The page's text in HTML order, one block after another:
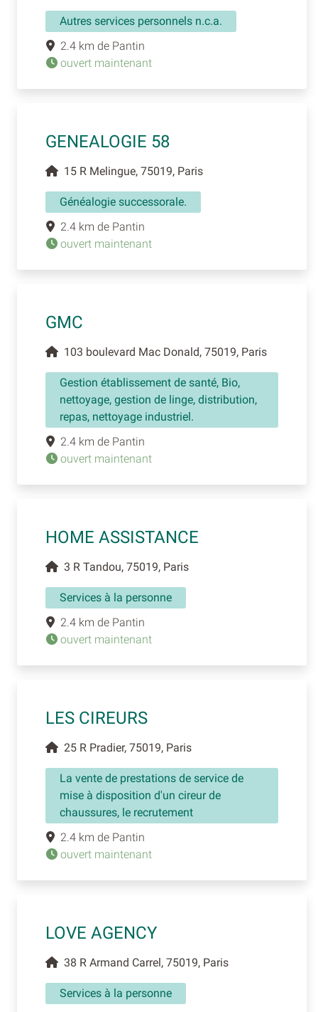
Autres services personnels n.c.a.
2.4 km de Pantin
ouvert maintenant
GENEALOGIE 58
15 R Melingue, 75019, Paris
Généalogie successorale.
2.4 km de Pantin
ouvert maintenant
GMC
103 boulevard Mac Donald, 75019, Paris
Gestion établissement de santé, Bio,
nettoyage, gestion de linge, distribution,
repas, nettoyage industriel.
2.4 km de Pantin
ouvert maintenant
HOME ASSISTANCE
3 R Tandou, 75019, Paris
Services à la personne
2.4 km de Pantin
ouvert maintenant
LES CIREURS
25 R Pradier, 75019, Paris
La vente de prestations de service de
mise à disposition d'un cireur de
chaussures, le recrutement
2.4 km de Pantin
ouvert maintenant
LOVE AGENCY
38 R Armand Carrel, 75019, Paris
Services à la personne